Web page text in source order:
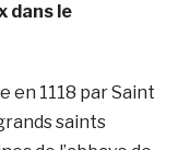
dans le
en 1118 par Saint
saints